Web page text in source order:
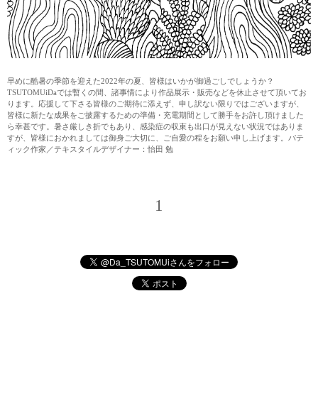
早めに酷暑の季節を迎えた2022年の夏、皆様はいかが御過ごしでしょうか？
TSUTOMUiDaでは暫くの間、諸事情により作品展示・販売などを休止させて頂いてお
ります。応援して下さる皆様のご期待に添えず、申し訳ない限りではございますが、
皆様に新たな成果をご披露するための準備・充電期間として勝手をお許し頂けました
ら幸甚です。暑さ厳しき折でもあり、感染症の収束も出口が見えない状況ではありま
すが、皆様におかれましては御身ご大切に、ご自愛の程をお願い申し上げます。バテ
ィック作家／テキスタイルデザイナー：怡田 勉
1